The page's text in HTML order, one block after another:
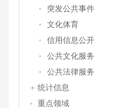
突发公共事件
文化体育
信用信息公开
公共文化服务
公共法律服务
统计信息
重点领域